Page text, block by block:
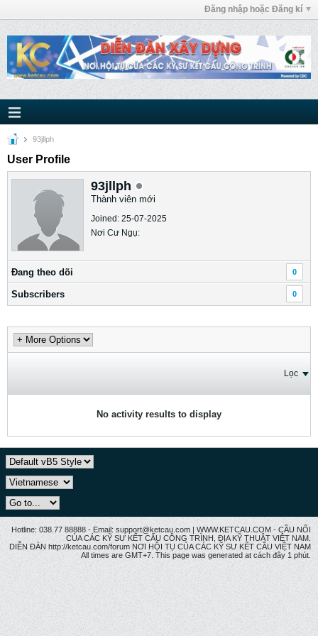
Đăng nhập hoặc Đăng kí
93jllph
User Profile
93jllph
Thành viên mới
Joined: 25-07-2025
Nơi Cư Ngụ:
Ðang theo dõi 0
Subscribers 0
Lọc
No activity results to display
Hotline: 038.77 88888 - Email: support@ketcau.com | WWW.KETCAU.COM - CẦU NỐI
CỦA CÁC KỸ SƯ KẾT CẤU CÔNG TRÌNH, ĐỊA KỸ THUẬT VIỆT NAM.
DIỄN ĐÀN http://ketcau.com/forum NƠI HỘI TỤ CỦA CÁC KỸ SƯ KẾT CÂU VIỆT NAM
All times are GMT+7. This page was generated at cách đây 1 phút.